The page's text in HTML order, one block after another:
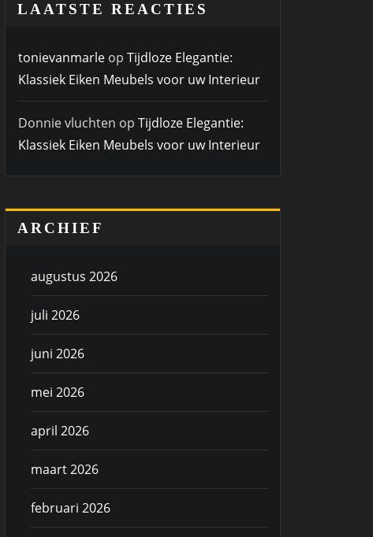
LAATSTE REACTIES
tonievanmarle op Tijdloze Elegantie:
Klassiek Eiken Meubels voor uw Interieur
Donnie vluchten op Tijdloze Elegantie:
Klassiek Eiken Meubels voor uw Interieur
ARCHIEF
augustus 2026
juli 2026
juni 2026
mei 2026
april 2026
maart 2026
februari 2026